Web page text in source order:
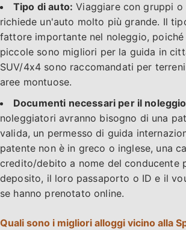
Tipo di auto: Viaggiare con gruppi o
richiede un'auto molto più grande. Il
fattore importante nel noleggio, poiché
piccole sono migliori per la guida in
SUV/4x4 sono raccomandati per
aree montuose.
Documenti necessari per il
noleggiatori avranno bisogno di una
valida, un permesso di guida
patente non è in greco o inglese, una
credito/debito a nome del conducente
deposito, il loro passaporto o ID e il
se hanno prenotato online.
Quali sono i migliori alloggi vicino alla